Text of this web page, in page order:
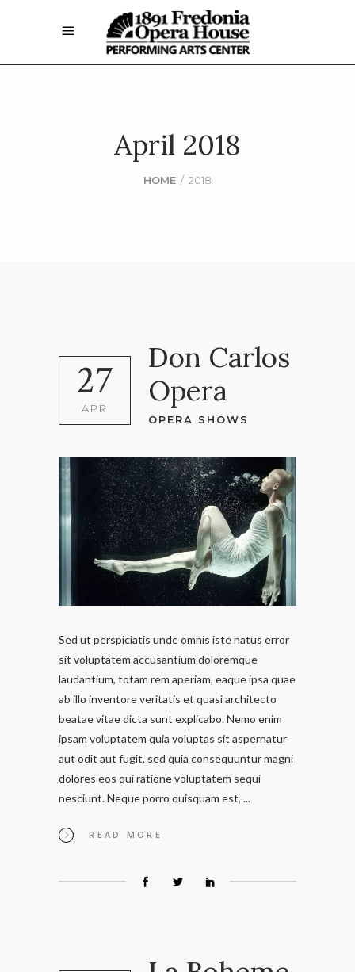
April 2018
HOME / 2018
27
APR
Don Carlos
Opera
OPERA SHOWS
Sed ut perspiciatis unde omnis iste natus error
sit voluptatem accusantium doloremque
laudantium, totam rem aperiam, eaque ipsa quae
ab illo inventore veritatis et quasi architecto
beatae vitae dicta sunt explicabo. Nemo enim
ipsam voluptatem quia voluptas sit aspernatur
aut odit aut fugit, sed quia consequuntur magni
dolores eos qui ratione voluptatem sequi
nesciunt. Neque porro quisquam est,
READ MORE